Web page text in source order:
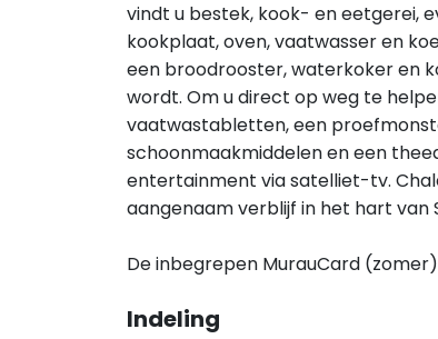
vindt u bestek, kook- en eetgerei,
kookplaat, oven, vaatwasser en
een broodrooster, waterkoker en
wordt. Om u direct op weg te
vaatwastabletten, een
schoonmaakmiddelen en een
entertainment via satelliet-tv.
aangenaam verblijf in het hart van
De inbegrepen MurauCard
Indeling